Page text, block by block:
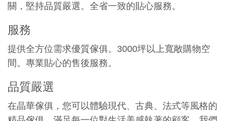
關，堅持品質嚴選。全省一致的貼心服務。
服務
提供全方位需求優質傢俱。3000坪以上寬敞購物空
間。專業貼心的售後服務。
品質嚴選
在晶華傢俱，您可以體驗現代、古典、法式等風格的